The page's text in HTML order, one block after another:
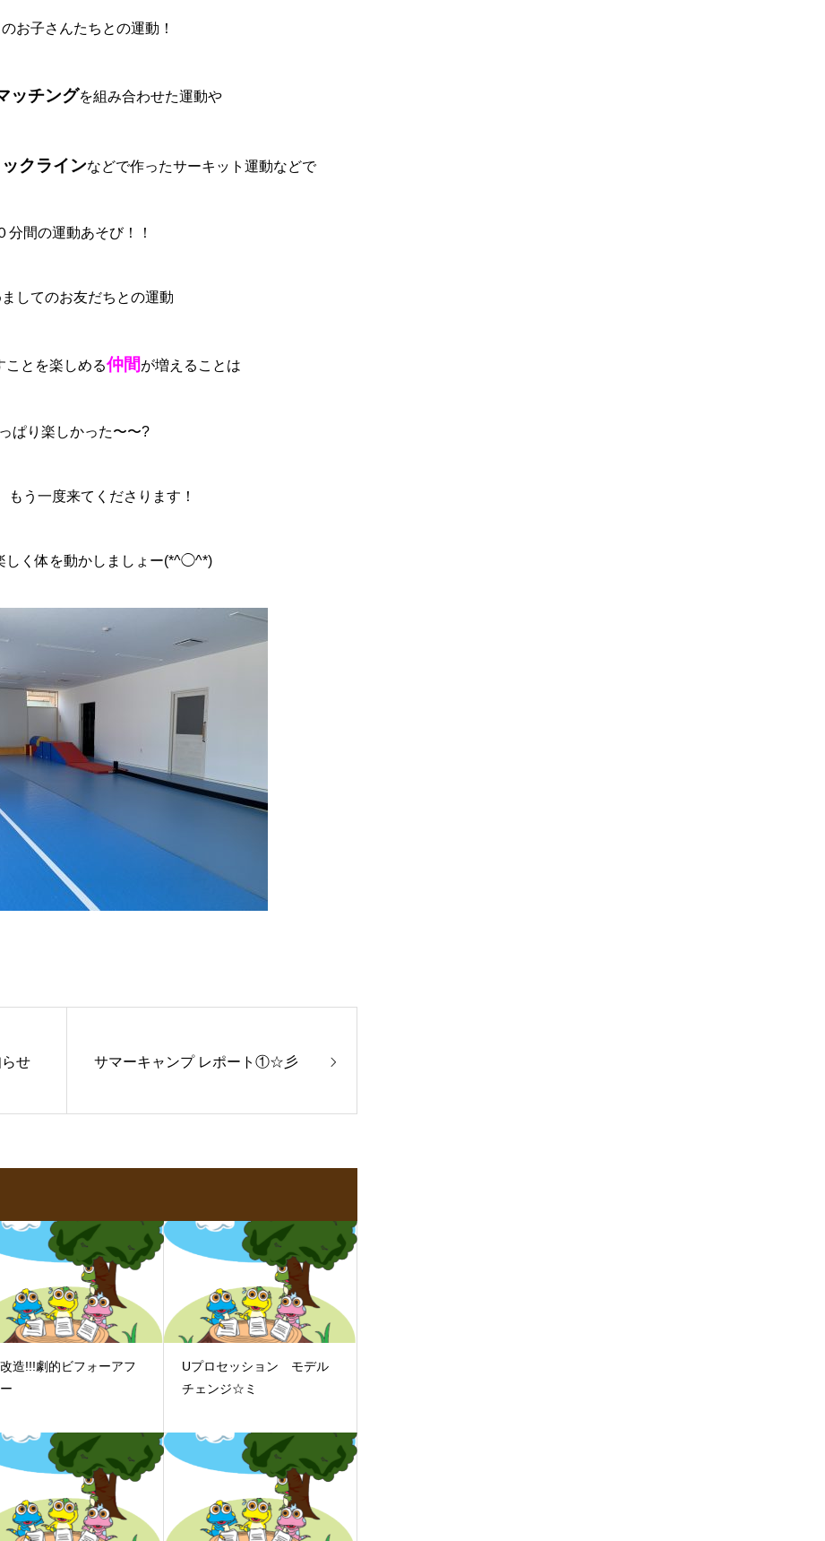
のお子さんたちとの運動！
ッチングを組み合わせた運動や
クラインなどで作ったサーキット運動などで
分間の運動あそび！！
してのお友だちとの運動
ことを楽しめる仲間が増えることは
ぱり楽しかった〜〜?
もう一度来てくださります！
しく体を動かしましょー(*^◯^*)
せ サマーキャンプ レポート①☆彡
造!!!劇的ビフォーアフ
Uプロセッション モデル
チェンジ☆ミ